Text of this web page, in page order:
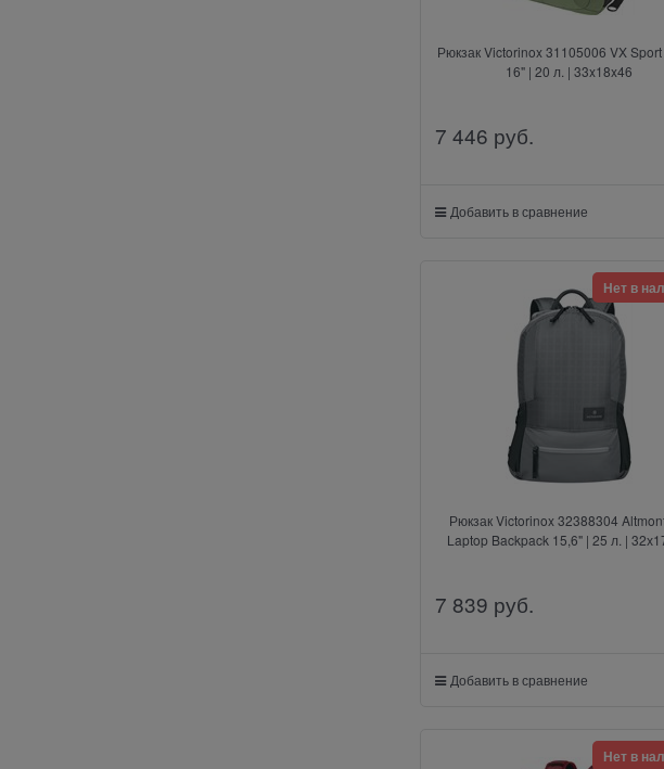
Рюкзак Victorinox 31105006 VX
16" | 20 л. | 33x18x46
7 446 руб.
Добавить в сравнение
Рюкзак Victorinox 32388304
Laptop Backpack 15,6" | 25 л. |
Нет в
7 839 руб.
Добавить в сравнение
Нет в